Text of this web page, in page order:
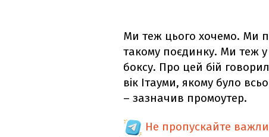
Ми теж цього хочемо. Ми
такому поєдинку. Ми теж у
боксу. Про цей бій
вік Ітауми, якому було
– зазначив промоутер.
Не пропускайте